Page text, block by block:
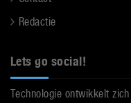
Redactie
Lets go social!
Technologie ontwikkelt